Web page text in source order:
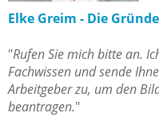
Elke Greim - Die
"Rufen Sie mich bitte an.
Fachwissen und sende
Arbeitgeber zu, um den
beantragen."